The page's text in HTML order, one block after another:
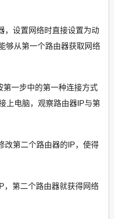
，设置网络时直接设置为动
够从第一个路由器获取网络
第一步中的第一种连接方式
上电脑，观察路由器IP与第
改第二个路由器的IP，使得
，第二个路由器就获得网络